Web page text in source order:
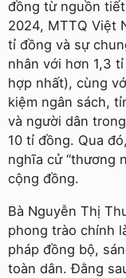
đồng từ nguồn
2024, MTTQ Việt
tỉ đồng và sự
nhân với hơn 1,3
hợp nhất), cùng
kiệm ngân sách,
và người dân
10 tỉ đồng. Qua
nghĩa cử “thương
cộng đồng.
Bà Nguyễn Thị
phong trào chính
pháp đồng bộ,
toàn dân. Đằng